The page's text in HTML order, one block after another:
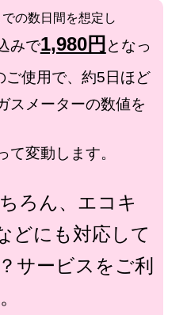
の数日間を想定し
みで1,980円 となっ
ご使用で、約5日ほど
スメーターの数値を
変動します。
ろん、エコキ
どにも対応して
サービスをご利